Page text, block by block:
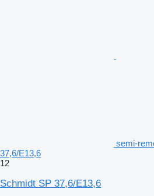
semi-
37,6/E13,6
12
Schmidt SP 37,6/E13,6